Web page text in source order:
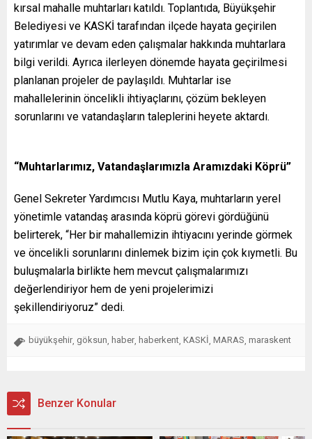
kırsal mahalle muhtarları katıldı. Toplantıda, Büyükşehir
Belediyesi ve KASKİ tarafından ilçede hayata geçirilen
yatırımlar ve devam eden çalışmalar hakkında muhtarlara
bilgi verildi. Ayrıca ilerleyen dönemde hayata geçirilmesi
planlanan projeler de paylaşıldı. Muhtarlar ise
mahallelerinin öncelikli ihtiyaçlarını, çözüm bekleyen
sorunlarını ve vatandaşların taleplerini heyete aktardı.
“Muhtarlarımız, Vatandaşlarımızla Aramızdaki Köprü”
Genel Sekreter Yardımcısı Mutlu Kaya, muhtarların yerel
yönetimle vatandaş arasında köprü görevi gördüğünü
belirterek, “Her bir mahallemizin ihtiyacını yerinde görmek
ve öncelikli sorunlarını dinlemek bizim için çok kıymetli. Bu
buluşmalarla birlikte hem mevcut çalışmalarımızı
değerlendiriyor hem de yeni projelerimizi
şekillendiriyoruz” dedi.
büyükşehir göksun haber haberkent KASKİ MARAS maraskent
Benzer Konular